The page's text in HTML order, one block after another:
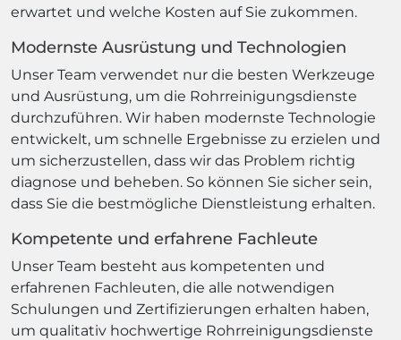
erwartet und welche Kosten auf Sie zukommen.
Modernste Ausrüstung und Technologien
Unser Team verwendet nur die besten Werkzeuge
und Ausrüstung, um die Rohrreinigungsdienste
durchzuführen. Wir haben modernste Technologie
entwickelt, um schnelle Ergebnisse zu erzielen und
um sicherzustellen, dass wir das Problem richtig
diagnose und beheben. So können Sie sicher sein,
dass Sie die bestmögliche Dienstleistung erhalten.
Kompetente und erfahrene Fachleute
Unser Team besteht aus kompetenten und
erfahrenen Fachleuten, die alle notwendigen
Schulungen und Zertifizierungen erhalten haben,
um qualitativ hochwertige Rohrreinigungsdienste